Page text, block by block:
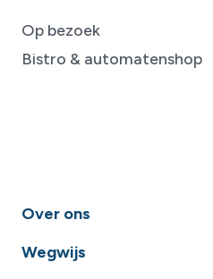
Op bezoek
Bistro & automatenshop
Over ons
Wegwijs